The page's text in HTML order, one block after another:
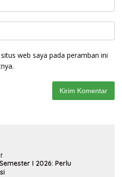
web saya pada peramban ini
I 2026: Perlu